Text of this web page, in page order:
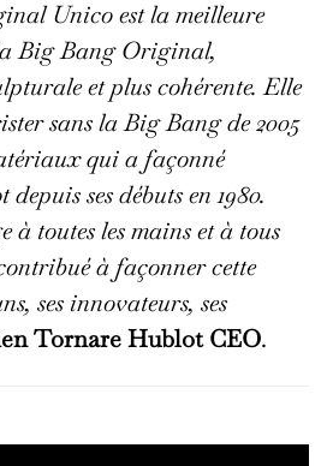
Unico est la meilleure
Big Bang Original,
et plus cohérente. Elle
sans la Big Bang de 2005
qui a façonné
ses débuts en 1980.
à toutes les mains et à tous
à façonner cette
ses innovateurs, ses
Tornare Hublot CEO.